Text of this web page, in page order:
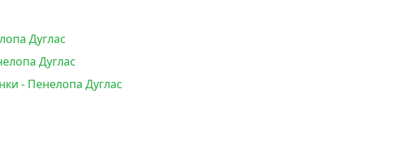
Дуглас
Дуглас
- Пенелопа Дуглас